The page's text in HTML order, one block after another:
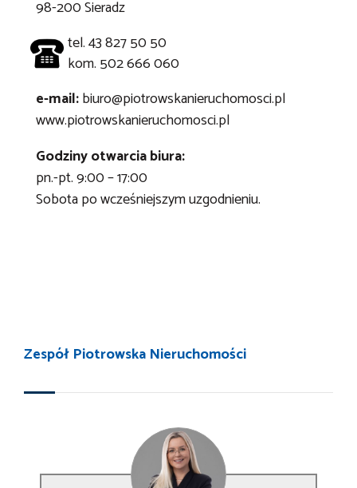
98-200 Sieradz
tel. 43 827 50 50
kom. 502 666 060
e-mail:biuro@piotrowskanieruchomosci.pl
www.piotrowskanieruchomosci.pl
Godziny otwarcia biura:
pn.-pt. 9:00 – 17:00
Sobota po wcześniejszym uzgodnieniu.
Zespół Piotrowska Nieruchomości